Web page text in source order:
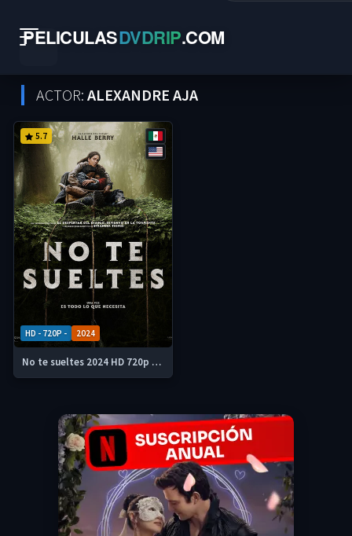
PELICULASDVDRIP.COM
ACTOR: ALEXANDRE AJA
HD - 720P - 2024
5.7
No te sueltes 2024 HD 720p Latino